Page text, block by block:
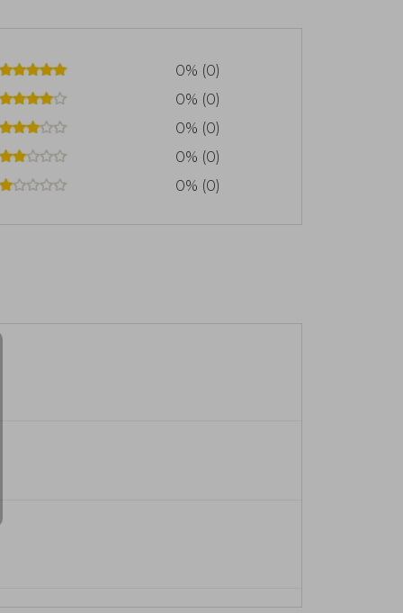
0% (0)
0% (0)
0% (0)
0% (0)
0% (0)